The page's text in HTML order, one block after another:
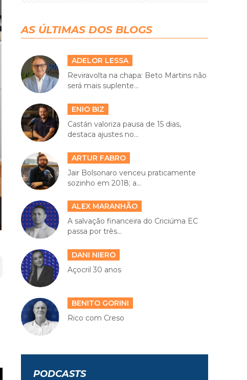
AS ÚLTIMAS DOS BLOGS
ADELOR LESSA
Reviravolta na chapa: Beto Martins não
será mais suplente...
ENIO BIZ
Castán valoriza pausa de 15 dias,
destaca ajustes no...
ARTUR FABRO
Jair Bolsonaro venceu praticamente
sozinho em 2018; a...
ALEX MARANHÃO
A salvação financeira do Criciúma EC
passa por três...
DANI NIERO
Açocril 30 anos
BENITO GORINI
Rico com Creso
PODCASTS